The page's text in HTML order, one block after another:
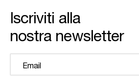
Iscriviti alla
nostra newsletter